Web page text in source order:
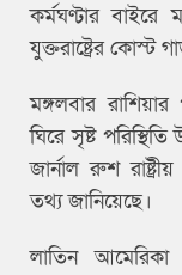
কর্মঘণ্টার
যুক্তরাষ্ট্রের কোস্ট
মঙ্গলবার রাশিয়ার
ঘিরে সৃষ্ট
জার্নাল রুশ
তথ্য জানিয়েছে।
লাতিন আমেরিকা